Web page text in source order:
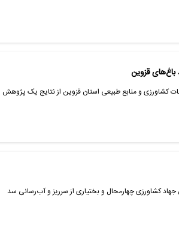
کشاورزی و منابع طبیعی استان قزوین از نتایج یک پژوهش
کشاورزی چهارمحال و بختیاری از سرریز و آب‌رسانی سد